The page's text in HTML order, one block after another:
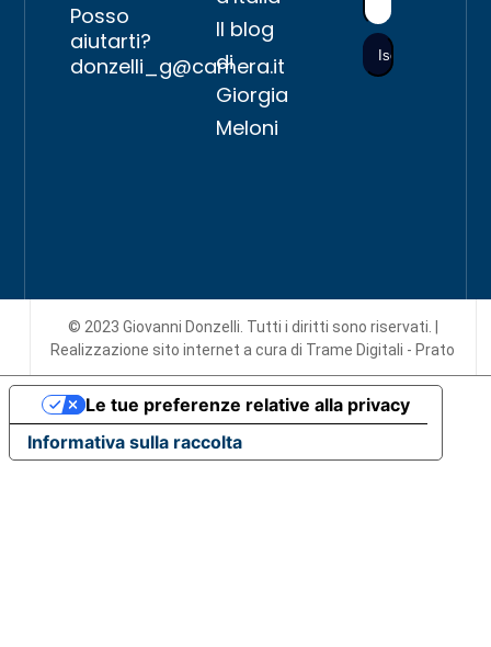
Posso
aiutarti?
donzelli_g@camera.it
Il blog
di
Giorgia
Meloni
© 2023 Giovanni Donzelli. Tutti i diritti sono riservati. |
Realizzazione sito interneta cura di Trame Digitali - Prato
Informativa sulla raccolta
Le tue preferenze relative alla privacy